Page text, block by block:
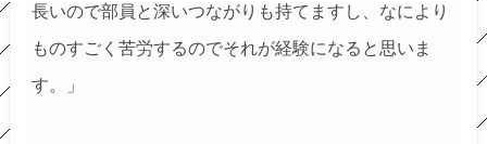
長いので部員と深いつながりも持てますし、なにより
ものすごく苦労するのでそれが経験になると思いま
す。」